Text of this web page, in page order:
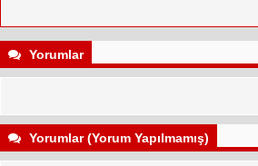
Yorumlar
Yorumlar (Yorum Yapılmamış)